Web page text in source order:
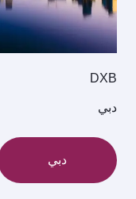
DXB
دبي
دبي